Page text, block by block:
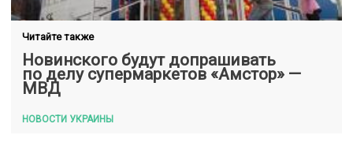
Читайте также
Новинского будут допрашивать
по делу супермаркетов «Амстор» —
МВД
НОВОСТИ УКРАИНЫ